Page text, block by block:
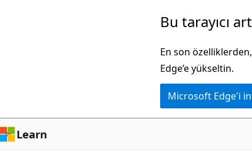
Bu tarayıcı
En son
Edge’e yükseltin.
Microsoft Edge'i
Learn